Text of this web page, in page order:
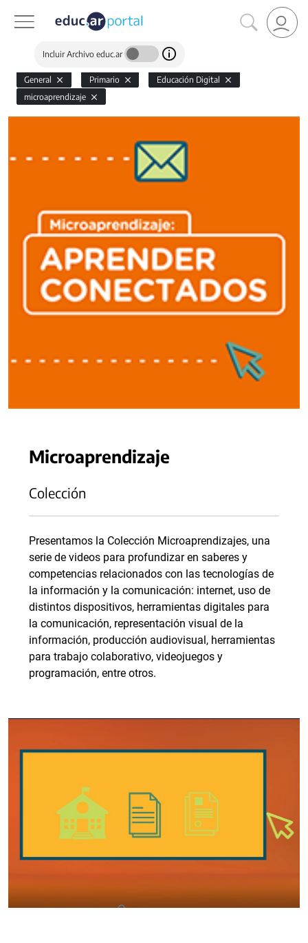
Incluir Archivo educ.ar
General Primario
Educación Digital
microaprendizaje
Microaprendizaje
Colección
Presentamos la Colección Microaprendizajes, una
serie de videos para profundizar en saberes y
competencias relacionados con las tecnologías de
la información y la comunicación: internet, uso de
distintos dispositivos, herramientas digitales para
la comunicación, representación visual de la
información, producción audiovisual, herramientas
para trabajo colaborativo, videojuegos y
programación, entre otros.